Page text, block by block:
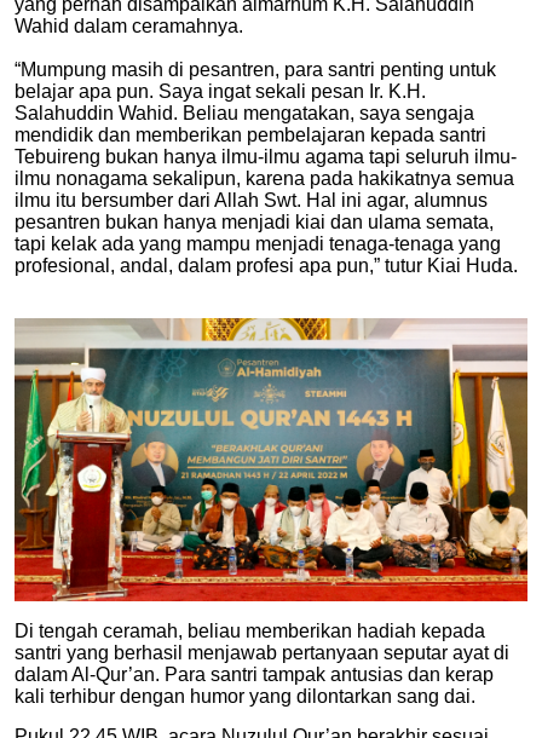
Wahid dalam ceramahnya.
“Mumpung masih di pesantren, para santri penting untuk
belajar apa pun. Saya ingat sekali pesan Ir. K.H.
Salahuddin Wahid. Beliau mengatakan, saya sengaja
mendidik dan memberikan pembelajaran kepada santri
Tebuireng bukan hanya ilmu-ilmu agama tapi seluruh ilmu-
ilmu nonagama sekalipun, karena pada hakikatnya semua
ilmu itu bersumber dari Allah Swt. Hal ini agar, alumnus
pesantren bukan hanya menjadi kiai dan ulama semata,
tapi kelak ada yang mampu menjadi tenaga-tenaga yang
profesional, andal, dalam profesi apa pun,” tutur Kiai Huda.
Di tengah ceramah, beliau memberikan hadiah kepada
santri yang berhasil menjawab pertanyaan seputar ayat di
dalam Al-Qur’an. Para santri tampak antusias dan kerap
kali terhibur dengan humor yang dilontarkan sang dai.